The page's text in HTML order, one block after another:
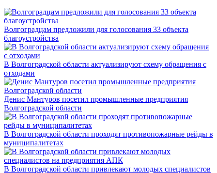
Волгоградцам предложили для голосования 33 объекта
благоустройства
В Волгоградской области актуализируют схему обращения с
отходами
Денис Мантуров посетил промышленные предприятия
Волгоградской области
В Волгоградской области проходят противопожарные рейды в
муниципалитетах
В Волгоградской области привлекают молодых специалистов